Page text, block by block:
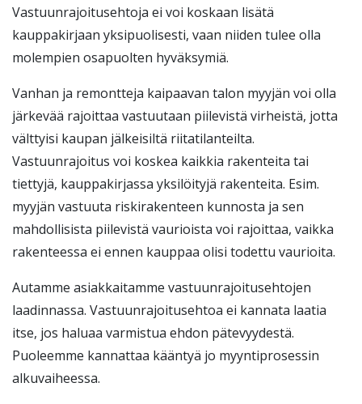
Vastuunrajoitusehtoja ei voi koskaan lisätä
kauppakirjaan yksipuolisesti, vaan niiden tulee olla
molempien osapuolten hyväksymiä.
Vanhan ja remontteja kaipaavan talon myyjän voi olla
järkevää rajoittaa vastuutaan piilevistä virheistä, jotta
välttyisi kaupan jälkeisiltä riitatilanteilta.
Vastuunrajoitus voi koskea kaikkia rakenteita tai
tiettyjä, kauppakirjassa yksilöityjä rakenteita. Esim.
myyjän vastuuta riskirakenteen kunnosta ja sen
mahdollisista piilevistä vaurioista voi rajoittaa, vaikka
rakenteessa ei ennen kauppaa olisi todettu vaurioita.
Autamme asiakkaitamme vastuunrajoitusehtojen
laadinnassa. Vastuunrajoitusehtoa ei kannata laatia
itse, jos haluaa varmistua ehdon pätevyydestä.
Puoleemme kannattaa kääntyä jo myyntiprosessin
alkuvaiheessa.